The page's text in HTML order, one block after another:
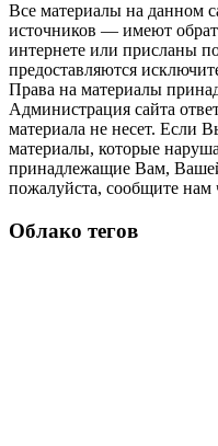
Все материалы на данном
источников — имеют
интернете или присланы
предоставляются
Права на материалы
Администрация сайта
материала не несет. Если
материалы, которые
принадлежащие Вам,
пожалуйста, сообщите нам
Облако тегов